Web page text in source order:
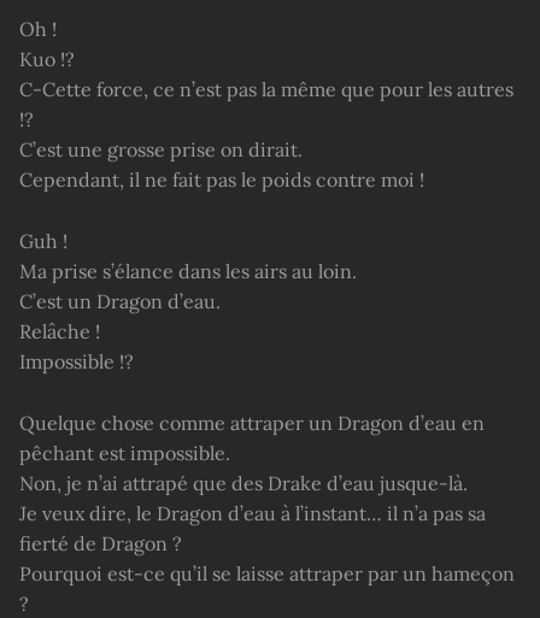
Oh !
Kuo !?
C-Cette force, ce n’est pas la même que pour les autres
!?
C’est une grosse prise on dirait.
Cependant, il ne fait pas le poids contre moi !
Guh !
Ma prise s’élance dans les airs au loin.
C’est un Dragon d’eau.
Relâche !
Impossible !?
Quelque chose comme attraper un Dragon d’eau en
pêchant est impossible.
Non, je n’ai attrapé que des Drake d’eau jusque-là.
Je veux dire, le Dragon d’eau à l’instant… il n’a pas sa
fierté de Dragon ?
Pourquoi est-ce qu’il se laisse attraper par un hameçon
?